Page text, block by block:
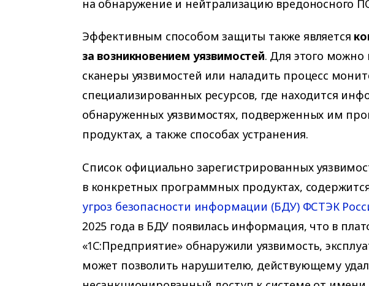
на обнаружение и нейтрализацию вредоносного
Эффективным способом защиты также является
за возникновением уязвимостей. Для этого можно
сканеры уязвимостей или наладить процесс
специализированных ресурсов, где находится
обнаруженных уязвимостях, подверженных им
продуктах, а также способах устранения.
Список официально зарегистрированных
в конкретных программных продуктах,
угроз безопасности информации (БДУ) ФСТЭК
2025 года в БДУ появилась информация, что в
«1С:Предприятие» обнаружили уязвимость,
может позволить нарушителю, действующему